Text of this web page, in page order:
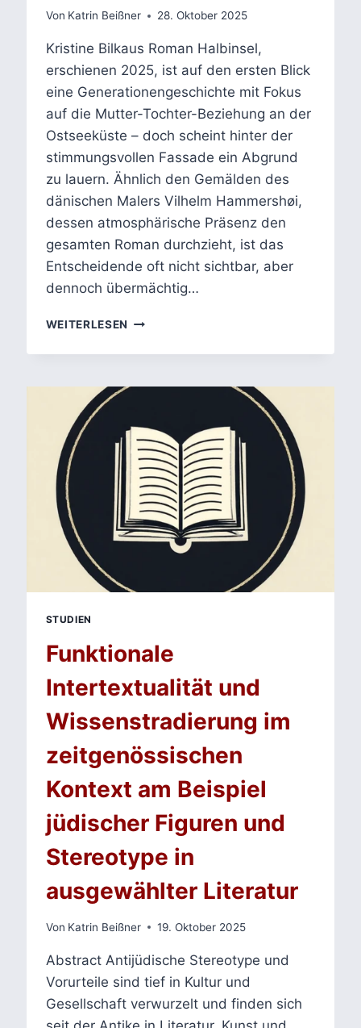
Von Katrin Beißner 28. Oktober 2025
Kristine Bilkaus Roman Halbinsel,
erschienen 2025, ist auf den ersten Blick
eine Generationengeschichte mit Fokus
auf die Mutter-Tochter-Beziehung an der
Ostseeküste – doch scheint hinter der
stimmungsvollen Fassade ein Abgrund
zu lauern. Ähnlich den Gemälden des
dänischen Malers Vilhelm Hammershøi,
dessen atmosphärische Präsenz den
gesamten Roman durchzieht, ist das
Entscheidende oft nicht sichtbar, aber
dennoch übermächtig…
WEITERLESEN KRISTINE
HALBINSEL:
ÄSTHETIK
STUDIEN
Funktionale
Intertextualität und
Wissenstradierung im
zeitgenössischen
Kontext am Beispiel
jüdischer Figuren und
Stereotype in
ausgewählter Literatur
Von Katrin Beißner 19. Oktober 2025
Abstract Antijüdische Stereotype und
Vorurteile sind tief in Kultur und
Gesellschaft verwurzelt und finden sich